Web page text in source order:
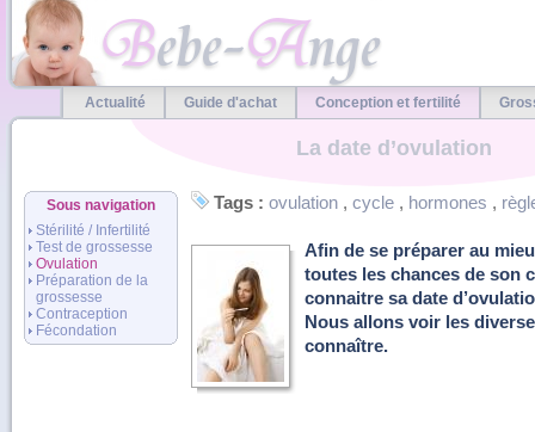
Actualité Guide d'achat Conception et fertilité
La date d’ovulation
Tags : ovulation , cycle , hormones ,
Afin de se préparer au
toutes les chances de son
connaitre sa date
Nous allons voir les
connaître.
Sous navigation
Stérilité / Infertilité
Test de grossesse
Ovulation
Préparation de la
grossesse
Contraception
Fécondation